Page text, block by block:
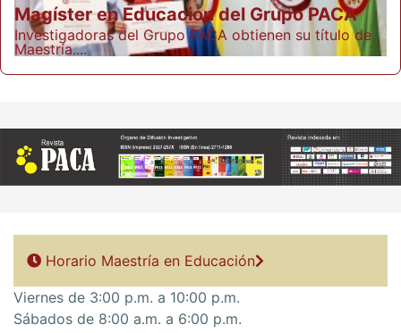
Magíster en Educación del Grupo PACA
Investigadoras del Grupo PACA obtienen su título de
Maestría....
Horario Maestría en Educación
Viernes de 3:00 p.m. a 10:00 p.m.
Sábados de 8:00 a.m. a 6:00 p.m.